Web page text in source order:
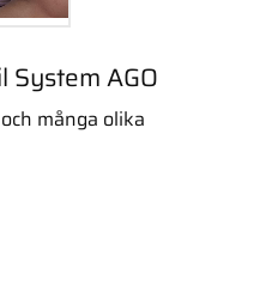
System AGO
många olika